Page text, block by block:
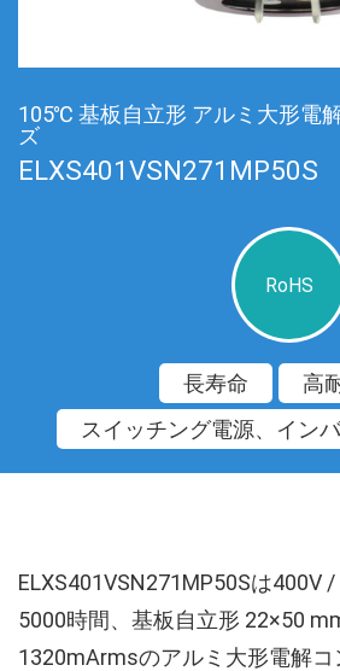
105℃ 基板自立形 アルミ大形電
ズ
ELXS401VSN271MP50S
RoHS
長寿命
高
スイッチング電源、イン
ELXS401VSN271MP50Sは400V
5000時間、基板自立形 22×50
1320mArmsのアルミ大形電解コ